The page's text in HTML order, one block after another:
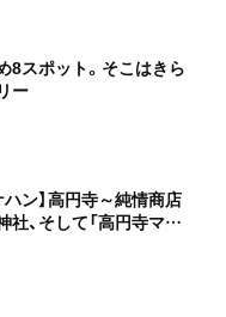
8スポット。そこはきら
ー
ン】高円寺～純情商店
、そして「高円寺マシ